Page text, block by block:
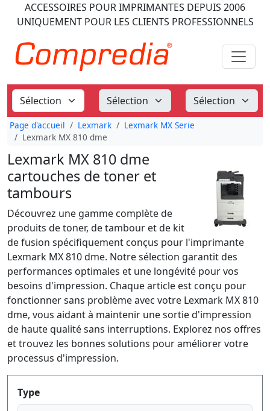
ACCESSOIRES POUR IMPRIMANTES DEPUIS 2006
UNIQUEMENT POUR LES CLIENTS PROFESSIONNELS
Page d'accueil Lexmark
Lexmark MX Serie
Lexmark MX 810 dme
Lexmark MX 810 dme
cartouches de toner et
tambours
Découvrez une gamme complète de
produits de toner, de tambour et de kit
de fusion spécifiquement conçus pour l'imprimante
Lexmark MX 810 dme. Notre sélection garantit des
performances optimales et une longévité pour vos
besoins d'impression. Chaque article est conçu pour
fonctionner sans problème avec votre Lexmark MX 810
dme, vous aidant à maintenir une sortie d'impression
de haute qualité sans interruptions. Explorez nos offres
et trouvez les bonnes solutions pour améliorer votre
processus d'impression.
Produktfilter
Type